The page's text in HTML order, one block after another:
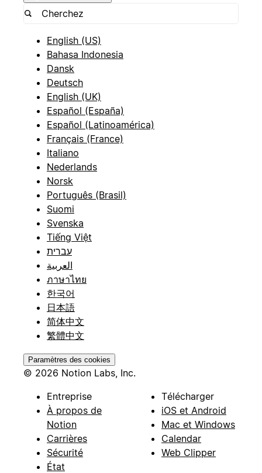
English (US)
Bahasa Indonesia
Dansk
Deutsch
English (UK)
Español (España)
Español (Latinoamérica)
Français (France)
Italiano
Nederlands
Norsk
Português (Brasil)
Suomi
Svenska
Tiếng Việt
עברית
العربية
ภาษาไทย
한국어
日本語
简体中文
繁體中文
Paramètres des cookies
© 2026 Notion Labs, Inc.
Entreprise
À propos de
Notion
Carrières
Sécurité
État
Télécharger
iOS et Android
Mac et Windows
Calendar
Web Clipper